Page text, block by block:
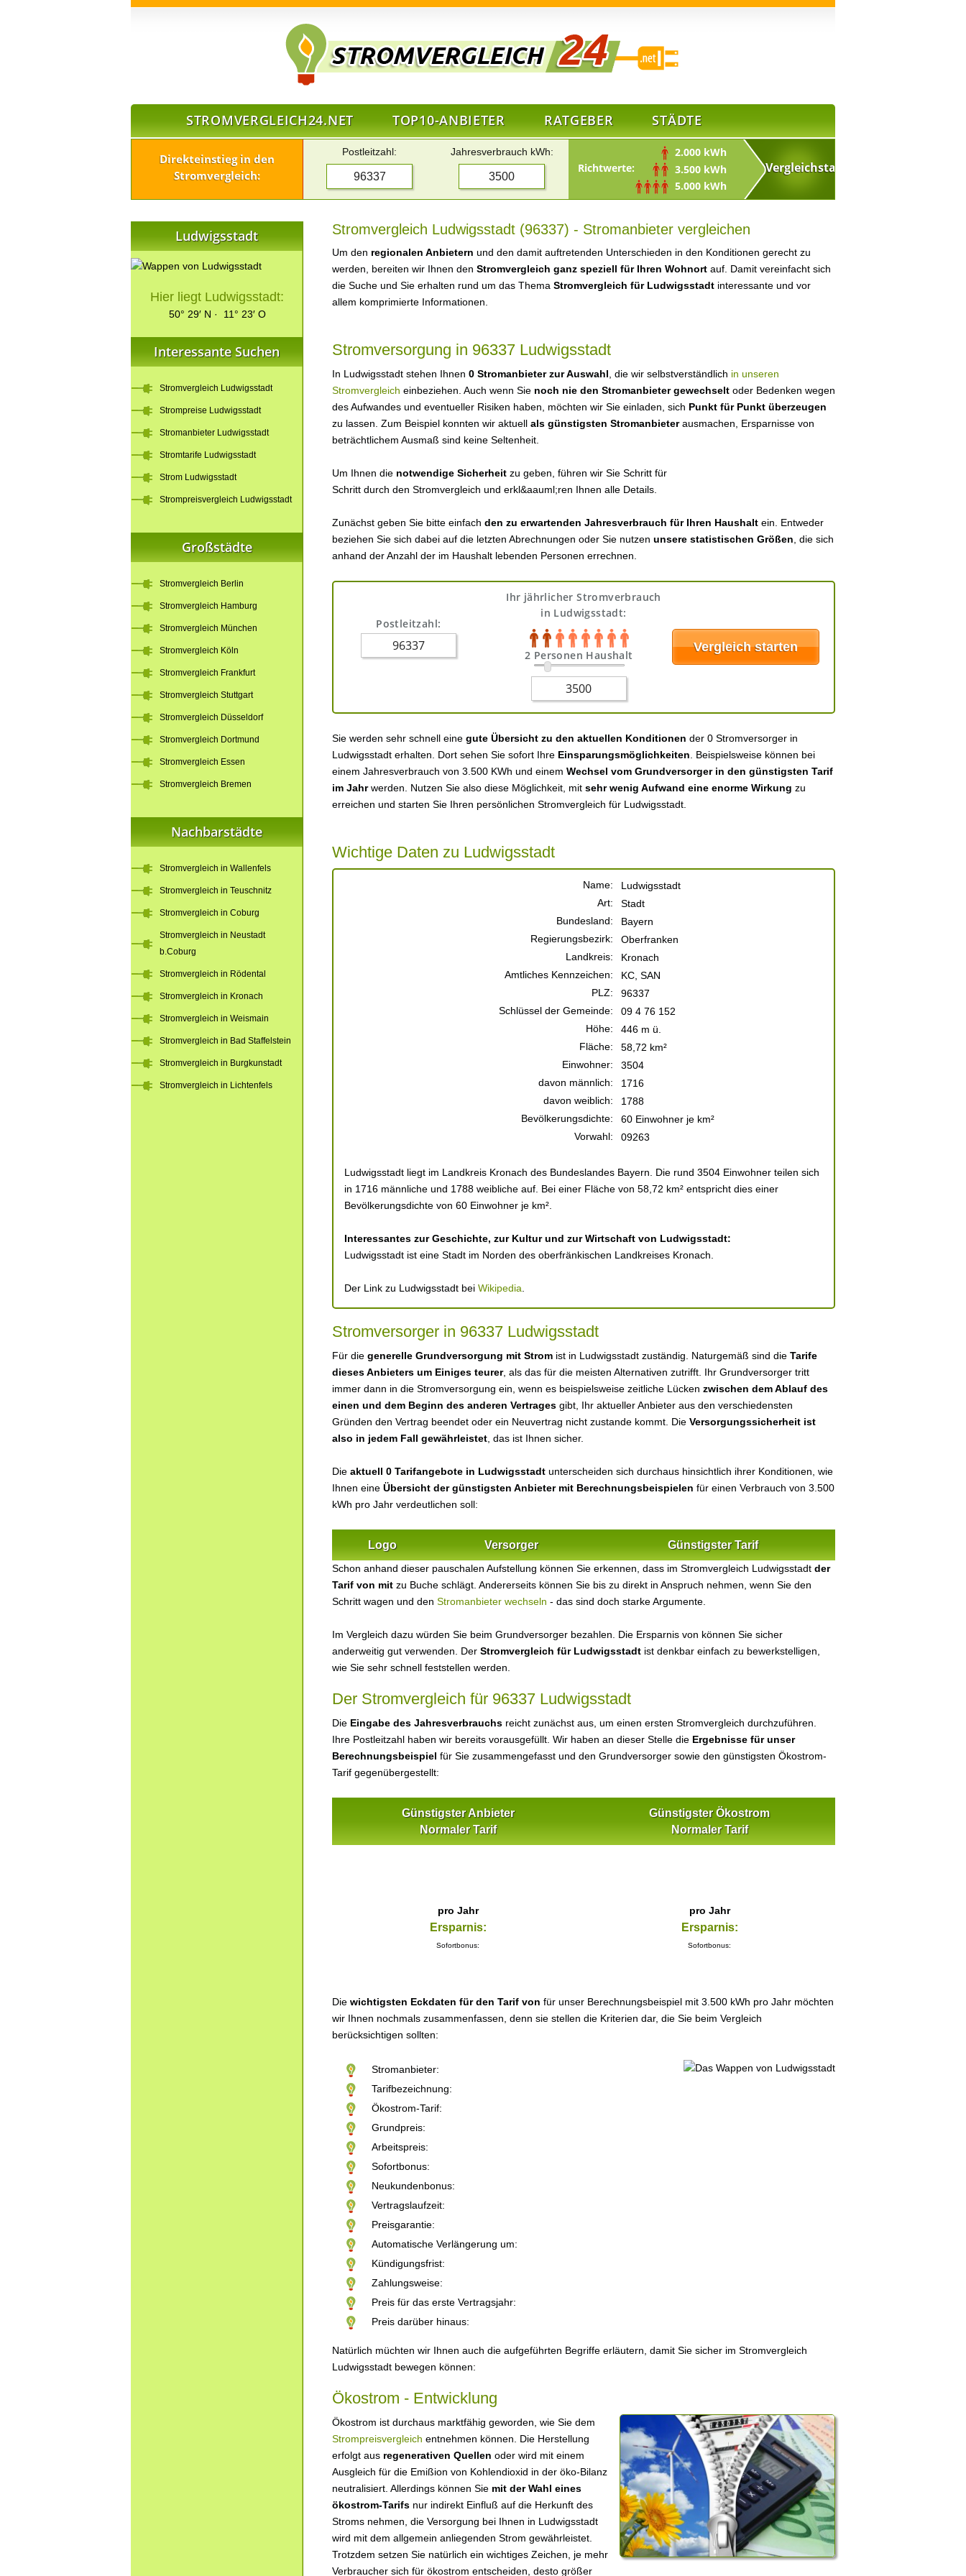
STROMVERGLEICH24.NET TOP10-ANBIETER RATGEBER STÄDTE
Direkteinstieg in den
Stromvergleich:
Postleitzahl: Jahresverbrauch kWh:
Richtwerte:
2.000 kWh
3.500 kWh
5.000 kWh
Stromvergleich Ludwigsstadt (96337) - Stromanbieter vergleichen
Um den regionalen Anbietern und den damit auftretenden Unterschieden in den Konditionen gerecht zu
werden, bereiten wir Ihnen den Stromvergleich ganz speziell für Ihren Wohnort auf. Damit vereinfacht sich
die Suche und Sie erhalten rund um das Thema Stromvergleich für Ludwigsstadt interessante und vor
allem komprimierte Informationen.
Stromversorgung in 96337 Ludwigsstadt
In Ludwigsstadt stehen Ihnen 0 Stromanbieter zur Auswahl , die wir selbstverständlich in unseren
Stromvergleich einbeziehen. Auch wenn Sie noch nie den Stromanbieter gewechselt oder Bedenken wegen
des Aufwandes und eventueller Risiken haben, möchten wir Sie einladen, sich Punkt für Punkt überzeugen
zu lassen. Zum Beispiel konnten wir aktuell als günstigsten Stromanbieterausmachen, Ersparnisse von
beträchtlichem Ausmaß sind keine Seltenheit.
Um Ihnen die notwendige Sicherheit zu geben, führen wir Sie Schritt für
Schritt durch den Stromvergleich und erkl&aauml;ren Ihnen alle Details.
Zunächst geben Sie bitte einfach den zu erwartenden Jahresverbrauch für Ihren Haushalt ein. Entweder
beziehen Sie sich dabei auf die letzten Abrechnungen oder Sie nutzen unsere statistischen Größen , die sich
anhand der Anzahl der im Haushalt lebenden Personen errechnen.
Postleitzahl:
Ihr jährlicher Stromverbrauch
in Ludwigsstadt:
2 Personen Haushalt
Sie werden sehr schnell eine gute Übersicht zu den aktuellen Konditionen der 0 Stromversorger in
Ludwigsstadt erhalten. Dort sehen Sie sofort Ihre Einsparungsmöglichkeiten . Beispielsweise können bei
einem Jahresverbrauch von 3.500 KWh und einem Wechsel vom Grundversorger in den günstigsten Tarif
im Jahrwerden. Nutzen Sie also diese Möglichkeit, mit sehr wenig Aufwand eine enorme Wirkung zu
erreichen und starten Sie Ihren persönlichen Stromvergleich für Ludwigsstadt.
Wichtige Daten zu Ludwigsstadt
Name:
Ludwigsstadt
Art:
Stadt
Bundesland:
Bayern
Regierungsbezirk:
Oberfranken
Landkreis:
Kronach
Amtliches Kennzeichen:
KC, SAN
PLZ:
96337
Schlüssel der Gemeinde:
09 4 76 152
Höhe:
446 m ü.
Fläche:
58,72 km²
Einwohner:
3504
davon männlich:
1716
davon weiblich:
1788
Bevölkerungsdichte:
60 Einwohner je km²
Vorwahl:
09263
Ludwigsstadt liegt im Landkreis Kronach des Bundeslandes Bayern. Die rund 3504 Einwohner teilen sich
in 1716 männliche und 1788 weibliche auf. Bei einer Fläche von 58,72 km² entspricht dies einer
Bevölkerungsdichte von 60 Einwohner je km².
Interessantes zur Geschichte, zur Kultur und zur Wirtschaft von Ludwigsstadt:
Ludwigsstadt ist eine Stadt im Norden des oberfränkischen Landkreises Kronach.
Der Link zu Ludwigsstadt bei Wikipedia
Stromversorger in 96337 Ludwigsstadt
Für die generelle Grundversorgung mit Strom ist in Ludwigsstadt zuständig. Naturgemäß sind die Tarife
dieses Anbieters um Einiges teurer, als das für die meisten Alternativen zutrifft. Ihr Grundversorger tritt
immer dann in die Stromversorgung ein, wenn es beispielsweise zeitliche Lücken zwischen dem Ablauf des
einen und dem Beginn des anderen Vertrages gibt, Ihr aktueller Anbieter aus den verschiedensten
Gründen den Vertrag beendet oder ein Neuvertrag nicht zustande kommt. Die Versorgungssicherheit ist
also in jedem Fall gewährleistet , das ist Ihnen sicher.
Die aktuell 0 Tarifangebote in Ludwigsstadt unterscheiden sich durchaus hinsichtlich ihrer Konditionen, wie
Ihnen eine Übersicht der günstigsten Anbieter mit Berechnungsbeispielen für einen Verbrauch von 3.500
kWh pro Jahr verdeutlichen soll:
Logo Versorger Günstigster Tarif
Schon anhand dieser pauschalen Aufstellung können Sie erkennen, dass im Stromvergleich Ludwigsstadt der
Tarif von mit zu Buche schlägt. Andererseits können Sie bis zu direkt in Anspruch nehmen, wenn Sie den
Schritt wagen und den Stromanbieter wechseln - das sind doch starke Argumente.
Im Vergleich dazu würden Sie beim Grundversorger bezahlen. Die Ersparnis von können Sie sicher
anderweitig gut verwenden. Der Stromvergleich für Ludwigsstadt ist denkbar einfach zu bewerkstelligen,
wie Sie sehr schnell feststellen werden.
Der Stromvergleich für 96337 Ludwigsstadt
Die Eingabe des Jahresverbrauchs reicht zunächst aus, um einen ersten Stromvergleich durchzuführen.
Ihre Postleitzahl haben wir bereits vorausgefüllt. Wir haben an dieser Stelle die Ergebnisse für unser
Berechnungsbeispiel für Sie zusammengefasst und den Grundversorger sowie den günstigsten Ökostrom-
Tarif gegenübergestellt:
Günstigster Anbieter
Normaler Tarif
Günstigster Ökostrom
Normaler Tarif
pro Jahr
Ersparnis:
Sofortbonus:
pro Jahr
Ersparnis:
Sofortbonus:
Die wichtigsten Eckdaten für den Tarif von für unser Berechnungsbeispiel mit 3.500 kWh pro Jahr möchten
wir Ihnen nochmals zusammenfassen, denn sie stellen die Kriterien dar, die Sie beim Vergleich
berücksichtigen sollten:
Stromanbieter:
Tarifbezeichnung:
Ökostrom-Tarif:
Grundpreis:
Arbeitspreis:
Sofortbonus:
Neukundenbonus:
Vertragslaufzeit:
Preisgarantie:
Automatische Verlängerung um:
Kündigungsfrist:
Zahlungsweise:
Preis für das erste Vertragsjahr:
Preis darüber hinaus:
Natürlich müchten wir Ihnen auch die aufgeführten Begriffe erläutern, damit Sie sicher im Stromvergleich
Ludwigsstadt bewegen können:
Ökostrom - Entwicklung
Ökostrom ist durchaus marktfähig geworden, wie Sie dem
Strompreisvergleich entnehmen können. Die Herstellung
erfolgt aus regenerativen Quellen oder wird mit einem
Ausgleich für die Emißion von Kohlendioxid in der öko-Bilanz
neutralisiert. Allerdings können Sie mit der Wahl eines
ökostrom-Tarifs nur indirekt Einfluß auf die Herkunft des
Stroms nehmen, die Versorgung bei Ihnen in Ludwigsstadt
wird mit dem allgemein anliegenden Strom gewährleistet.
Trotzdem setzen Sie natürlich ein wichtiges Zeichen, je mehr
Verbraucher sich für ökostrom entscheiden, desto größer
Ludwigsstadt
Hier liegt Ludwigsstadt:
50° 29′ N · 11° 23′ O
Interessante Suchen
Stromvergleich Ludwigsstadt
Strompreise Ludwigsstadt
Stromanbieter Ludwigsstadt
Stromtarife Ludwigsstadt
Strom Ludwigsstadt
Strompreisvergleich Ludwigsstadt
Großstädte
Stromvergleich Berlin
Stromvergleich Hamburg
Stromvergleich München
Stromvergleich Köln
Stromvergleich Frankfurt
Stromvergleich Stuttgart
Stromvergleich Düsseldorf
Stromvergleich Dortmund
Stromvergleich Essen
Stromvergleich Bremen
Nachbarstädte
Stromvergleich in Wallenfels
Stromvergleich in Teuschnitz
Stromvergleich in Coburg
Stromvergleich in Neustadt
b.Coburg
Stromvergleich in Rödental
Stromvergleich in Kronach
Stromvergleich in Weismain
Stromvergleich in Bad Staffelstein
Stromvergleich in Burgkunstadt
Stromvergleich in Lichtenfels